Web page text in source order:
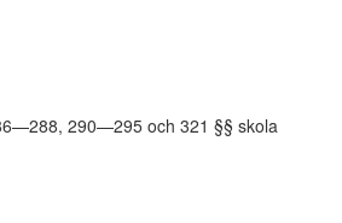
290—295 och 321 §§ skola